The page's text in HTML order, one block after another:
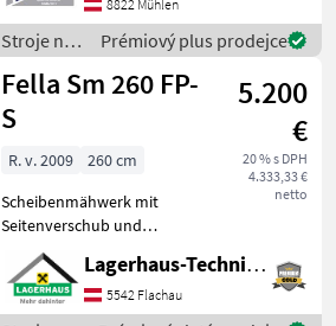
kosa, Miagač, prestieranie
široké, : Frontálna kosa
Stroje na zb
8822 Mühlen
Stroje na
zber
objemových
krmív /
Fella
Prémiový plus prodejce
Fella Sm 260 FP-
S
5.200
€
20 % s DPH
4.333,33 €
netto
R. v. 2009
260 cm
Scheibenmähwerk mit
Seitenverschub und
Federn; Wir bitten
telefonisch oder per Mail
Ihren Besuch
bekanntzugeben, um
Lagerhaus-Technik Flachau
5542 Flachau